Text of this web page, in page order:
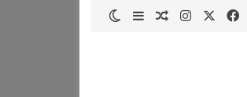
فيسبوك انستقراممقال عشوائي
إضافة عمود جانبي